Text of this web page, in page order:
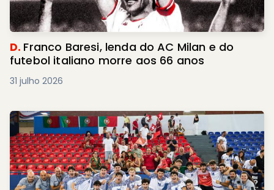
D. Franco Baresi, lenda do AC Milan e do
futebol italiano morre aos 66 anos
31 julho 2026